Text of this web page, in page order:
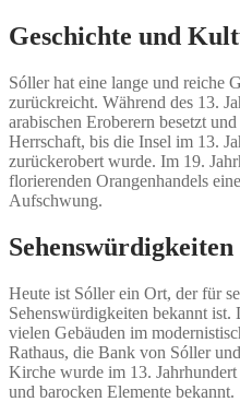
Geschichte und
Sóller hat eine lange und reiche
zurückreicht. Während des 13.
arabischen Eroberern besetzt
Herrschaft, bis die Insel im 13.
zurückerobert wurde. Im 19.
florierenden Orangenhandels
Aufschwung.
Heute ist Sóller ein Ort, der für
Sehenswürdigkeiten bekannt
vielen Gebäuden im
Rathaus, die Bank von Sóller
Kirche wurde im 13.
und barocken Elemente bekannt.